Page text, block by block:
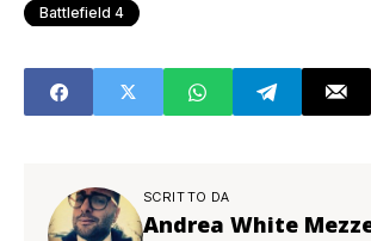
Battlefield 4
SCRITTO DA
Andrea White